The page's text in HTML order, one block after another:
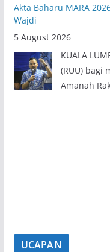
Wajdi
(RUU)
Amanah
UCAPAN